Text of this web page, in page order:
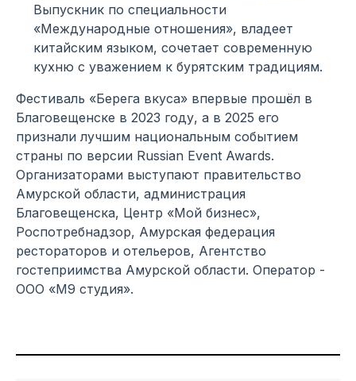
Выпускник по специальности
«Международные отношения», владеет
китайским языком, сочетает современную
кухню с уважением к бурятским традициям.
Фестиваль «Берега вкуса» впервые прошёл в
Благовещенске в 2023 году, а в 2025 его
признали лучшим национальным событием
страны по версии Russian Event Awards.
Организаторами выступают правительство
Амурской области, администрация
Благовещенска, Центр «Мой бизнес»,
Роспотребнадзор, Амурская федерация
рестораторов и отельеров, Агентство
гостеприимства Амурской области. Оператор -
ООО «М9 студия».